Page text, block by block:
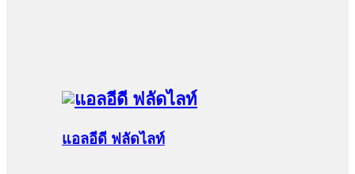
แอลอีดี ฟลัดไลท์